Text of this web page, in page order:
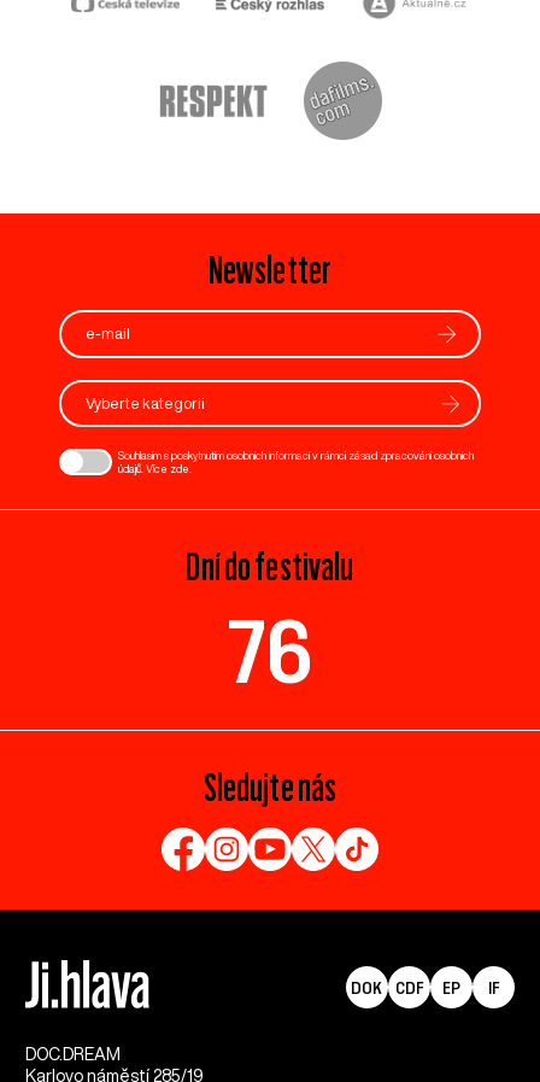
Newsletter
Vyberte kategorii
Souhlasím s poskytnutím osobních informací v rámci zásad zpracování osobních
údajů. Více zde
Dní do festivalu
76
Sledujte nás
DOC.DREAM​
Karlovo náměstí 285/19
DOK CDF EP IF